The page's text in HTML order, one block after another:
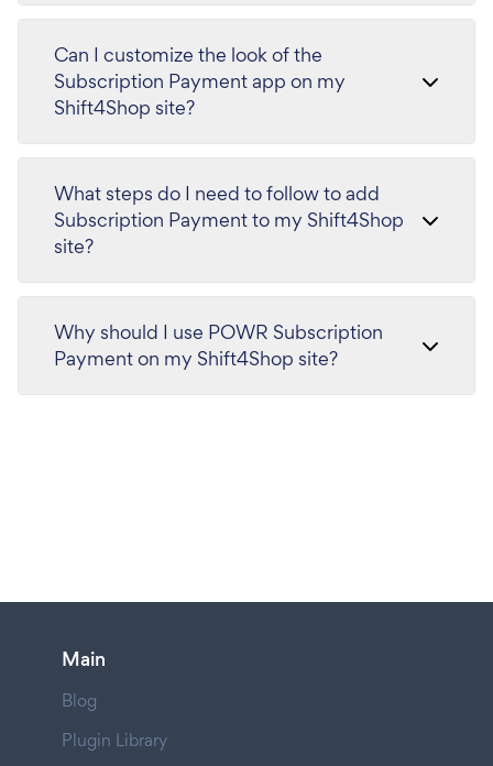
Can I customize the look of the
Subscription Payment app on my
Shift4Shop site?
What steps do I need to follow to add
Subscription Payment to my Shift4Shop
site?
Why should I use POWR Subscription
Payment on my Shift4Shop site?
Main
Blog
Plugin Library